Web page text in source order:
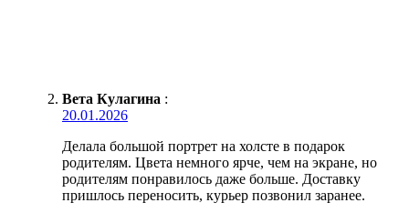
Вета Кулагина :
20.01.2026
Делала большой портрет на холсте в подарок
родителям. Цвета немного ярче, чем на экране, но
родителям понравилось даже больше. Доставку
пришлось переносить, курьер позвонил заранее.